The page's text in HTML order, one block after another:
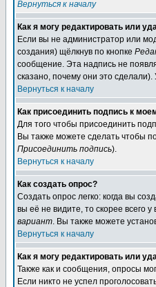
Вернуться к началу
Как я могу редактировать или
Если вы не администратор или
создания) щёлкнув по кнопке
сообщение. Эта надпись не
сказано, почему они это
Вернуться к началу
Как присоединить подпись к
Для того чтобы присоединить
Вы также можете сделать чтобы
Присоединить подпись).
Вернуться к началу
Как создать опрос?
Создать опрос легко: когда вы
вы её не видите, то скорее всего
вариант. Вы также можете
Вернуться к началу
Как я могу редактировать или
Также как и сообщения, опросы
Если никто не успел